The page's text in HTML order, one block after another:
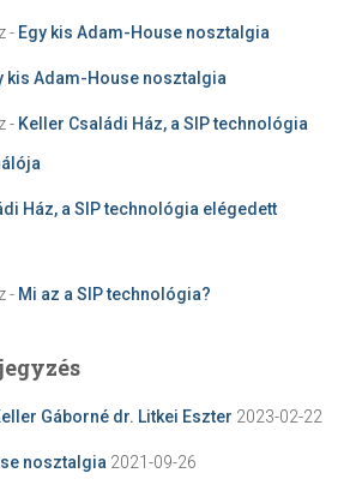
- Egy kis Adam-House nosztalgia
kis Adam-House nosztalgia
- Keller Családi Ház, a SIP technológia
Ház, a SIP technológia elégedett
- Mi az a SIP technológia?
Gáborné dr. Litkei Eszter 2023-02-22
nosztalgia 2021-09-26